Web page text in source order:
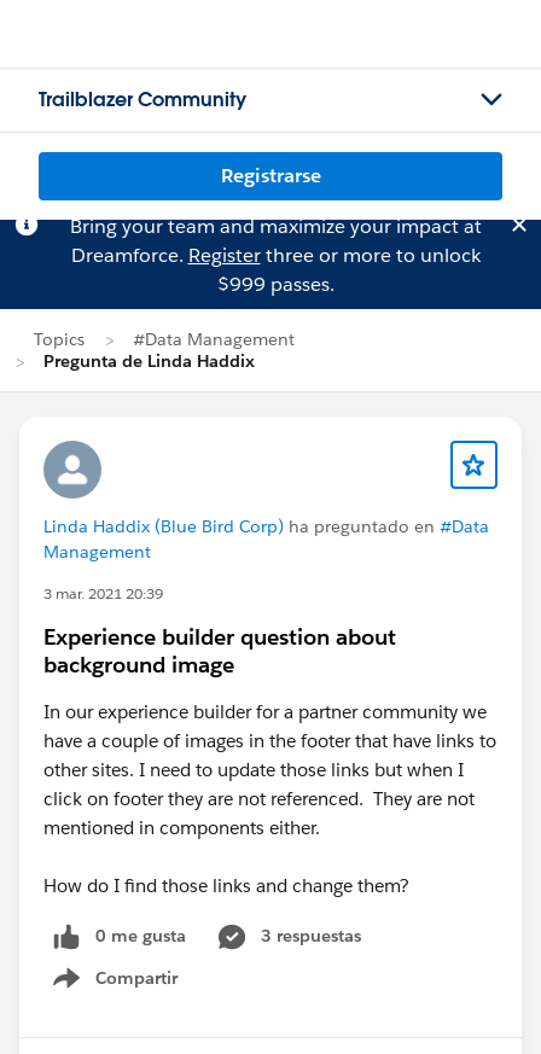
Trailblazer Community
Registrarse
Bring your team and maximize your impact at
Dreamforce. Registerthree or more to unlock
$999 passes.
Topics
#Data Management
Pregunta de Linda Haddix
Linda Haddix (Blue Bird Corp) ha preguntado en #Data
Management
3 mar. 2021 20:39
Experience builder question about
background image
In our experience builder for a partner community we
have a couple of images in the footer that have links to
other sites. I need to update those links but when I
click on footer they are not referenced. They are not
mentioned in components either.
How do I find those links and change them?
0 me gusta
3 respuestas
Compartir
Show menu